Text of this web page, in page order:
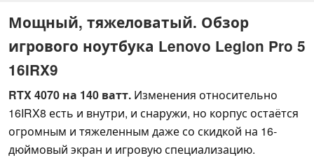
Мощный, тяжеловатый. Обзор
игрового ноутбука Lenovo Legion Pro 5
16IRX9
RTX 4070 на 140 ватт. Изменения относительно
16IRX8 есть и внутри, и снаружи, но корпус остаётся
огромным и тяжеленным даже со скидкой на 16-
дюймовый экран и игровую специализацию.